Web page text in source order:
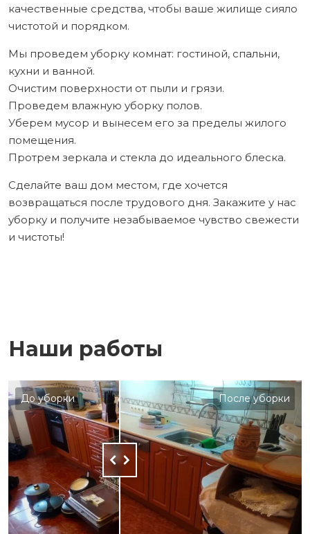
качественные средства, чтобы ваше жилище сияло
чистотой и порядком.
Мы проведем уборку комнат: гостиной, спальни,
кухни и ванной.
Очистим поверхности от пыли и грязи.
Проведем влажную уборку полов.
Уберем мусор и вынесем его за пределы жилого
помещения.
Протрем зеркала и стекла до идеального блеска.
Сделайте ваш дом местом, где хочется
возвращаться после трудового дня. Закажите у нас
уборку и получите незабываемое чувство свежести
и чистоты!
Наши работы
До уборки После уборки